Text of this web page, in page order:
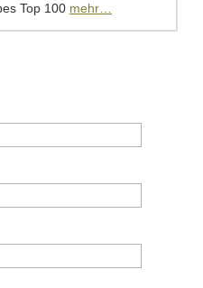
Top 100 mehr…